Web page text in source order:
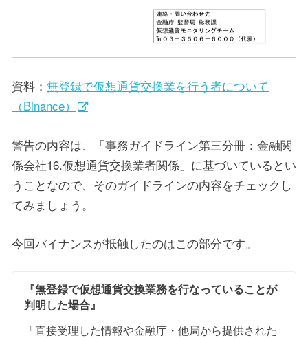
資料： 無登録で仮想通貨交換業を行う者について
（Binance）
警告の内容は、「事務ガイドライン第三分冊：金融関
係会社16.仮想通貨交換業者関係」に基づいているとい
うことなので、そのガイドラインの内容をチェックし
てみましょう。
今回バイナンスが抵触したのはこの部分です。
『無登録で仮想通貨交換業務を行なっていることが
判明した場合』
「直接受理した情報や金融庁・他局から提供された